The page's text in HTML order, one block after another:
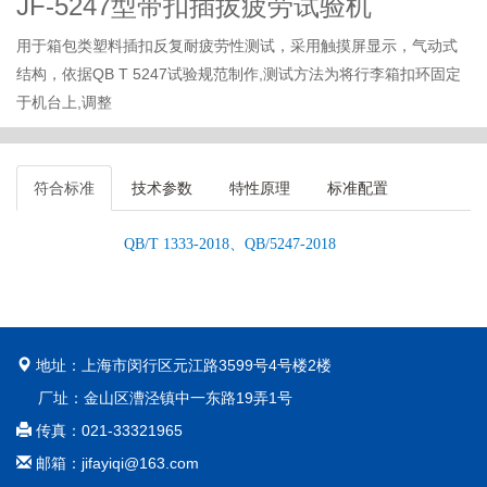
用于箱包类塑料插扣反复耐疲劳性测试，采用触摸屏显示，气动式
结构，依据QB T 5247试验规范制作,测试方法为将行李箱扣环固定
于机台上,调整
符合标准 技术参数 特性原理 标准配置
QB/T 1333-2018 QB/5247-2018
地址：上海市闵行区元江路3599号4号楼2楼
厂址：金山区漕泾镇中一东路19弄1号
传真：021-33321965
邮箱：jifayiqi@163.com